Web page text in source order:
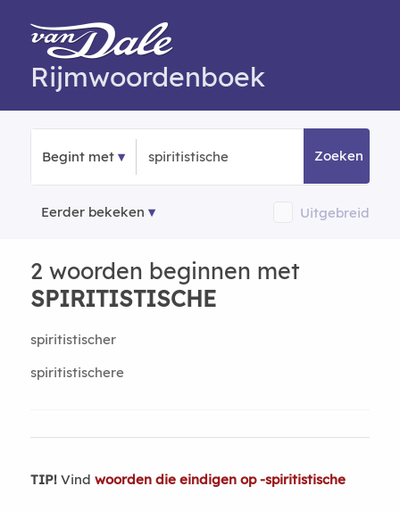
Rijmwoordenboek
Begint met Zoeken
Eerder bekeken Uitgebreid
2 woorden beginnen met
SPIRITISTISCHE
spiritistischer
spiritistischere
TIP!Vind woorden die eindigen op -spiritistische